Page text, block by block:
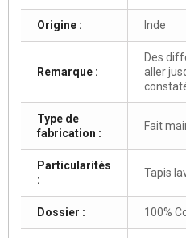
Origine : Inde
Remarque :
Des
aller
Type de
fabrication :
Fait
Particularités
:
Tapis
Dossier : 100%